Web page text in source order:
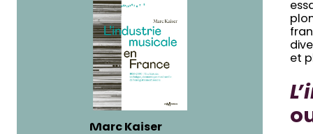
Marc Kaiser
et